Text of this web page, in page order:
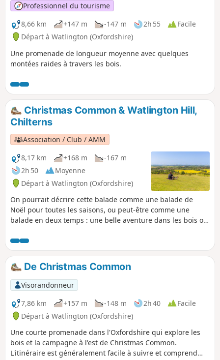
Professionnel du tourisme
8,66 km
+147 m -147 m 2h 55
Facile
Départ à Watlington (Oxfordshire)
Une promenade de longueur moyenne avec quelques
montées raides à travers les bois.
Christmas Common & Watlington Hill,
Chilterns
Association / Club / AMM
8,17 km
+168 m
-167 m
2h 50
Moyenne
Départ à Watlington (Oxfordshire)
On pourrait décrire cette balade comme une balade de
Noël pour toutes les saisons, ou peut-être comme une
balade en deux temps : une belle aventure dans les bois ou
toi de choisir.
De Christmas Common
Visorandonneur
7,86 km
+157 m -148 m 2h 40
Facile
Départ à Watlington (Oxfordshire)
Une courte promenade dans l'Oxfordshire qui explore les
bois et la campagne à l'est de Christmas Common.
L'itinéraire est généralement facile à suivre et comprend